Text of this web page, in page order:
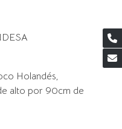
Holandés,
alto por 90cm de